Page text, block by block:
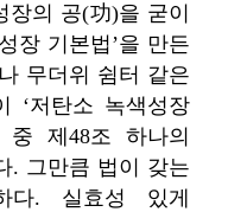
의 공(功)을 굳이
장 기본법’을 만든
무더위 쉼터 같은
‘저탄소 녹색성장
제48조 하나의
. 그만큼 법이 갖는
다. 실효성 있게